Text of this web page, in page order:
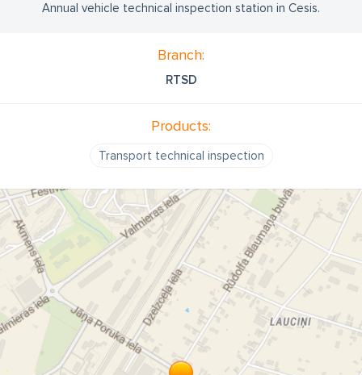
Annual vehicle technical inspection station in Cesis.
Branch:
RTSD
Products:
Transport technical inspection